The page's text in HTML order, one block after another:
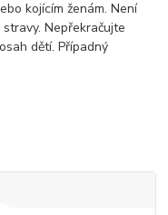
kojícím ženám. Není
Nepřekračujte
dětí. Případný